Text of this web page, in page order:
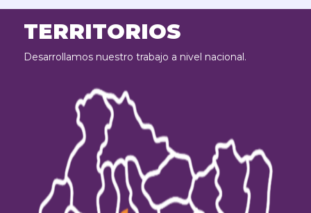
TERRITORIOS
Desarrollamos nuestro trabajo a nivel nacional.